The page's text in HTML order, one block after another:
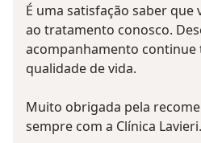
É uma satisfação saber
ao tratamento conosco.
acompanhamento continue
qualidade de vida.
Muito obrigada pela
sempre com a Clínica Lavieri.